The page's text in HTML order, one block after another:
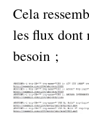
Cela
les flux dont
besoin ;